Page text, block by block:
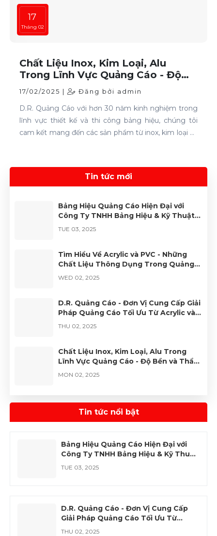
17
Tháng 02
Chất Liệu Inox, Kim Loại, Alu
Trong Lĩnh Vực Quảng Cáo - Độ
Bền và Thẩm Mỹ Vượt Trội
17/02/2025 | Đăng bởi admin
D.R. Quảng Cáo với hơn 30 năm kinh nghiệm trong
lĩnh vực thiết kế và thi công bảng hiệu, chúng tôi
cam kết mang đến các sản phẩm từ inox, kim loại và
Tin tức mới
Bảng Hiệu Quảng Cáo Hiện Đại với
Công Ty TNHH Bảng Hiệu & Kỹ Thuật
Số D.R.
TUE 03, 2025
Tìm Hiểu Về Acrylic và PVC - Những
Chất Liệu Thông Dụng Trong Quảng
Cáo
WED 02, 2025
D.R. Quảng Cáo - Đơn Vị Cung Cấp Giải
Pháp Quảng Cáo Tối Ưu Từ Acrylic và
PVC
THU 02, 2025
Chất Liệu Inox, Kim Loại, Alu Trong
Lĩnh Vực Quảng Cáo - Độ Bền và Thẩm
Mỹ Vượt Trội
MON 02, 2025
Với Chất Liệu Cao Cấp, Đa Dạng Và
THU 02, 2025
Tin tức nổi bật
Bảng Hiệu Quảng Cáo Hiện Đại với
Công Ty TNHH Bảng Hiệu & Kỹ Thuật
Số D.R.
TUE 03, 2025
D.R. Quảng Cáo - Đơn Vị Cung Cấp
Giải Pháp Quảng Cáo Tối Ưu Từ
Acrylic và PVC
THU 02, 2025